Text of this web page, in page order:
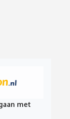
met